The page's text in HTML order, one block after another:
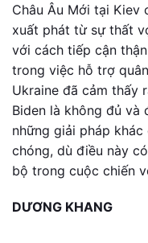
Châu Âu Mới tại Kiev
xuất phát từ sự thất
với cách tiếp cận
trong việc hỗ trợ
Ukraine đã cảm thấy
Biden là không đủ và
những giải pháp
chóng, dù điều này
bộ trong cuộc chiến
DƯƠNG KHANG